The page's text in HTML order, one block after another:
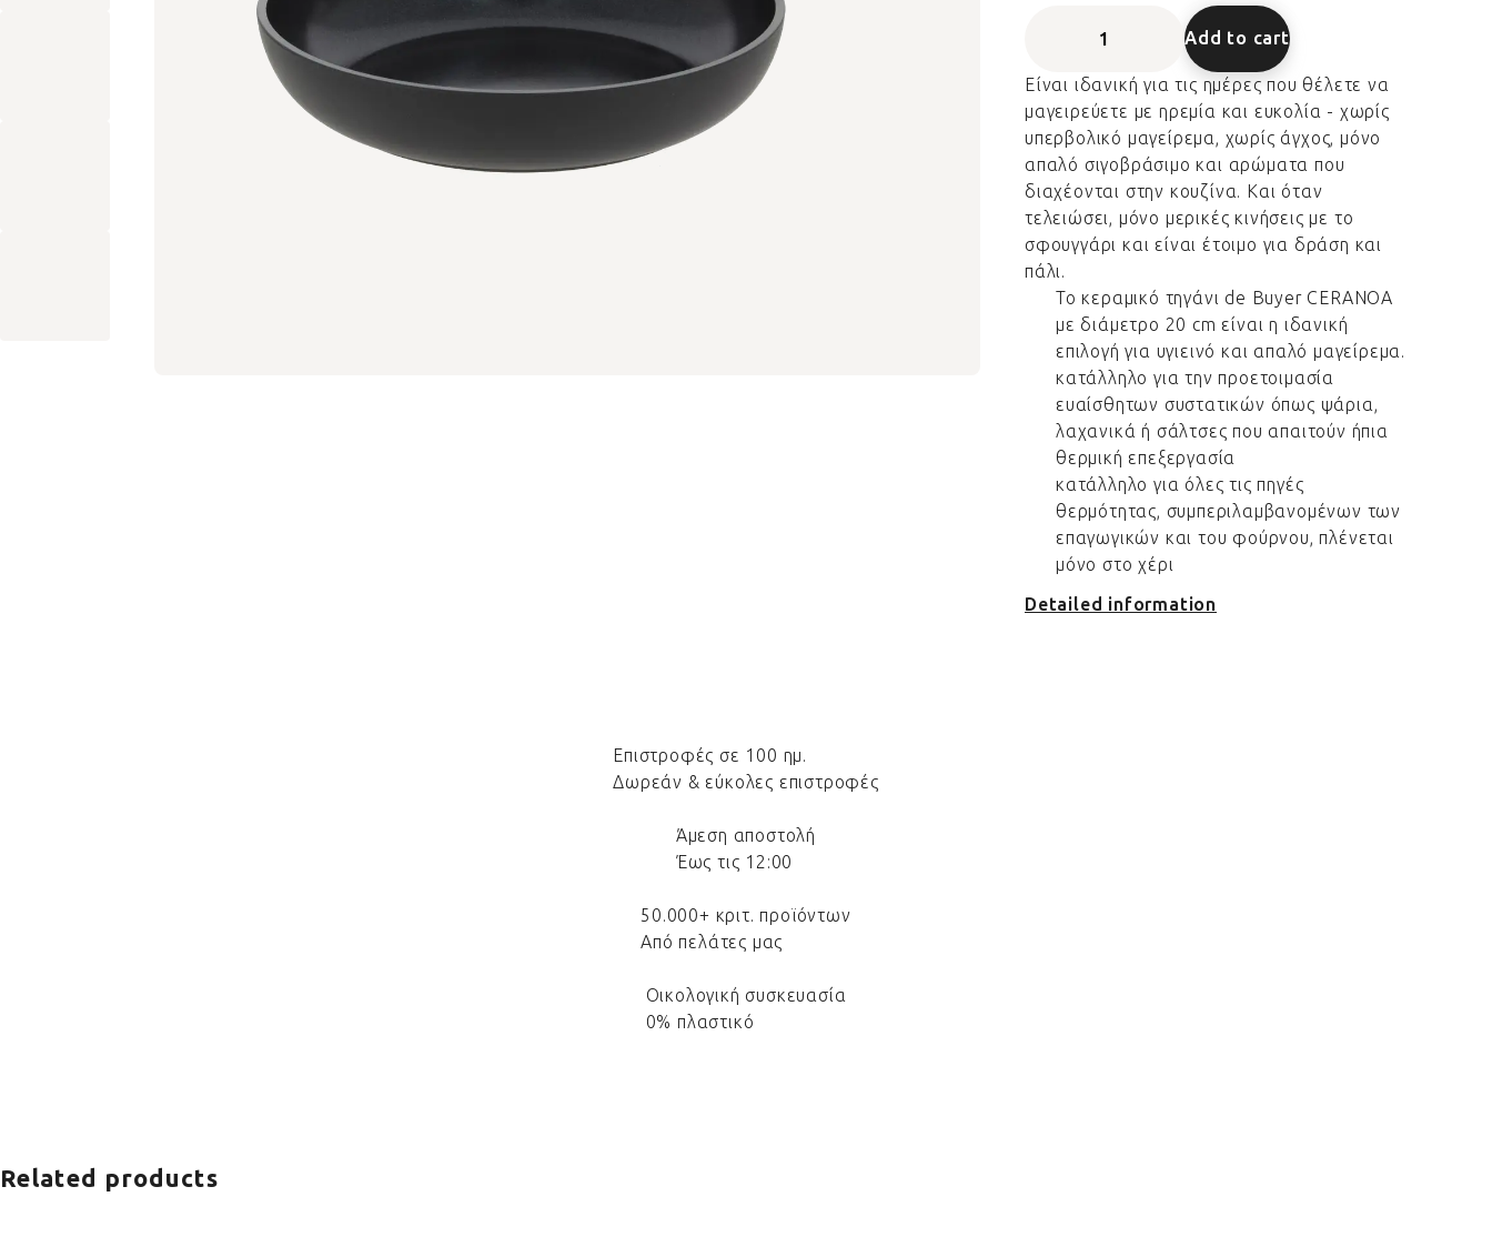
Add to cart
Είναι ιδανική για τις ημέρες που θέλετε να
μαγειρεύετε με ηρεμία και ευκολία - χωρίς
υπερβολικό μαγείρεμα, χωρίς άγχος, μόνο
απαλό σιγοβράσιμο και αρώματα που
διαχέονται στην κουζίνα. Και όταν
τελειώσει, μόνο μερικές κινήσεις με το
σφουγγάρι και είναι έτοιμο για δράση και
πάλι.
Το κεραμικό τηγάνι de Buyer CERANOA
με διάμετρο 20 cm είναι η ιδανική
επιλογή για υγιεινό και απαλό μαγείρεμα.
κατάλληλο για την προετοιμασία
ευαίσθητων συστατικών όπως ψάρια,
λαχανικά ή σάλτσες που απαιτούν ήπια
θερμική επεξεργασία
κατάλληλο για όλες τις πηγές
θερμότητας, συμπεριλαμβανομένων των
επαγωγικών και του φούρνου, πλένεται
μόνο στο χέρι
Detailed information
Επιστροφές σε 100 ημ.
Δωρεάν & εύκολες επιστροφές
Άμεση αποστολή
Έως τις 12:00
50.000+ κριτ. προϊόντων
Από πελάτες μας
Οικολογική συσκευασία
0% πλαστικό
Related products